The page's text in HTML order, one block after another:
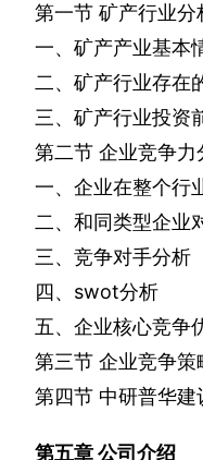
第一节 矿产行业分
一、矿产产业基本
二、矿产行业存在
三、矿产行业投资
第二节 企业竞争力
一、企业在整个行
二、和同类型企业
三、竞争对手分析
四、 swot分析
五、企业核心竞争
第三节 企业竞争策
第四节 中研普华建
第五章公司介绍